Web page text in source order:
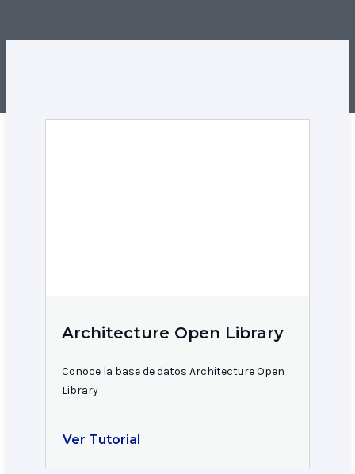
Architecture Open Library
Conoce la base de datos Architecture Open
Library
Ver Tutorial